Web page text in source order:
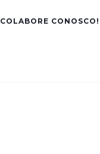
COLABORE CONOSCO!